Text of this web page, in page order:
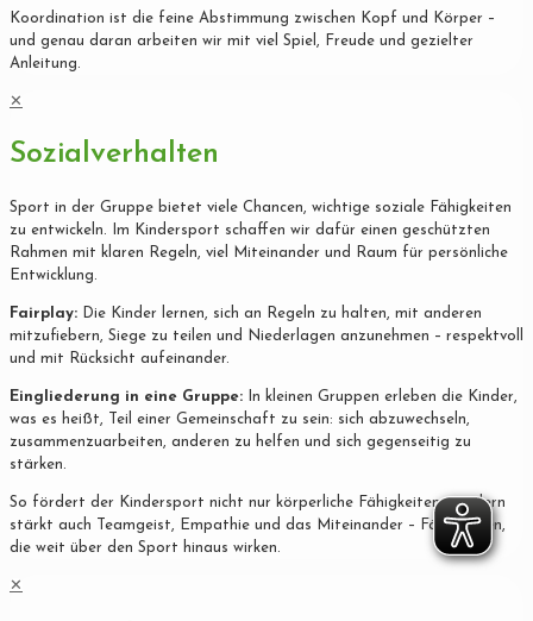
Koordination ist die feine Abstimmung zwischen Kopf und Körper –
und genau daran arbeiten wir mit viel Spiel, Freude und gezielter
Anleitung.
✕
Sozialverhalten
Sport in der Gruppe bietet viele Chancen, wichtige soziale Fähigkeiten
zu entwickeln. Im Kindersport schaffen wir dafür einen geschützten
Rahmen mit klaren Regeln, viel Miteinander und Raum für persönliche
Entwicklung.
Fairplay: Die Kinder lernen, sich an Regeln zu halten, mit anderen
mitzufiebern, Siege zu teilen und Niederlagen anzunehmen – respektvoll
und mit Rücksicht aufeinander.
Eingliederung in eine Gruppe: In kleinen Gruppen erleben die Kinder,
was es heißt, Teil einer Gemeinschaft zu sein: sich abzuwechseln,
zusammenzuarbeiten, anderen zu helfen und sich gegenseitig zu
stärken.
So fördert der Kindersport nicht nur körperliche Fähigkeiten, sondern
stärkt auch Teamgeist, Empathie und das Miteinander – Fähigkeiten,
die weit über den Sport hinaus wirken.
✕